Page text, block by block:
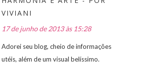
VIVIANI
17 de junho de 2013 às 15:28
Adorei seu blog, cheio de informações
utéis, além de um visual belíssimo.